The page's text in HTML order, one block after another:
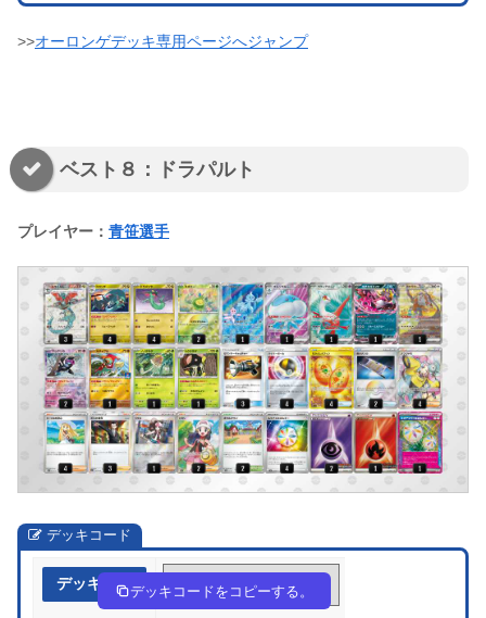
>>オーロンゲデッキ専用ページへジャンプ
ベスト８：ドラパルト
プレイヤー： 青笹選手
デッキコード
デッキ作成 g9nLnn-257Ra6-NLPHQn
デッキコードをコピーする。